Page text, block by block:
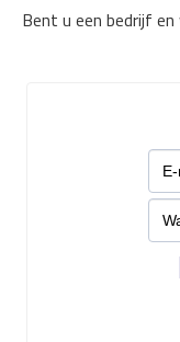
Bent u een bedrijf